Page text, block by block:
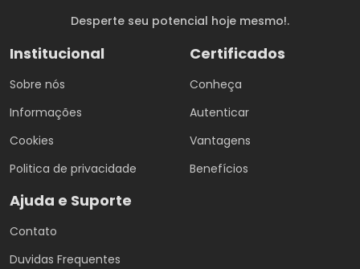
Desperte seu potencial hoje mesmo!.
Institucional
Sobre nós
Informações
Cookies
Politica de privacidade
Certificados
Conheça
Autenticar
Vantagens
Benefícios
Ajuda e Suporte
Contato
Duvidas Frequentes